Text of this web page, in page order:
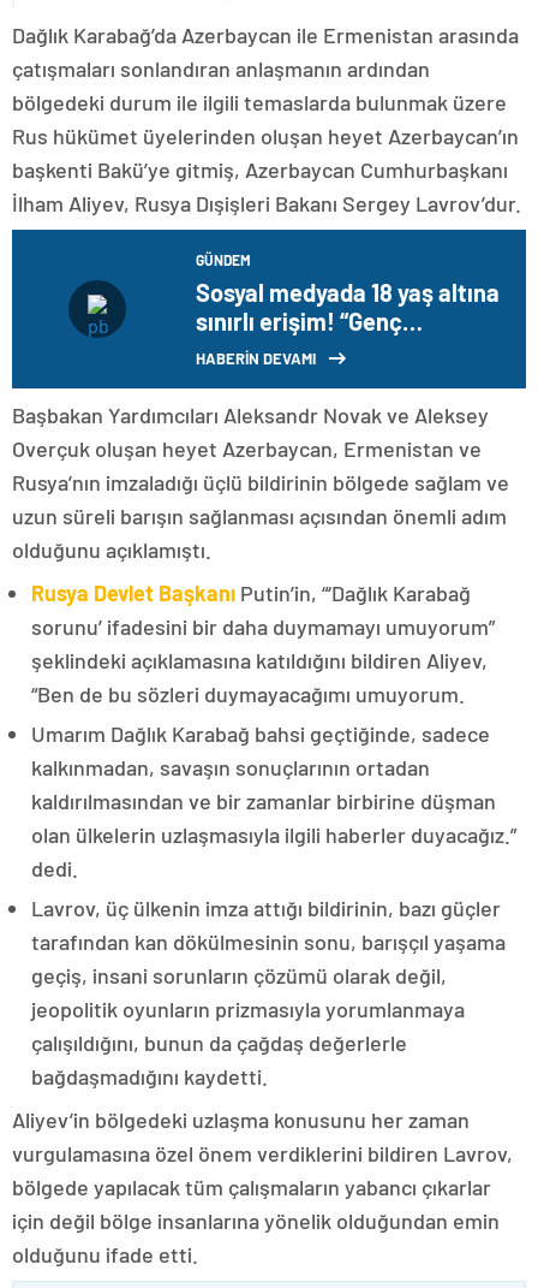
Dağlık Karabağ’da Azerbaycan ile Ermenistan arasında
çatışmaları sonlandıran anlaşmanın ardından
bölgedeki durum ile ilgili temaslarda bulunmak üzere
Rus hükümet üyelerinden oluşan heyet Azerbaycan’ın
başkenti Bakü’ye gitmiş, Azerbaycan Cumhurbaşkanı
İlham Aliyev, Rusya Dışişleri Bakanı Sergey Lavrov’dur.
GÜNDEM
Sosyal medyada 18 yaş altına
sınırlı erişim! “Genç
hesaplar” uygulaması
HABERİN DEVAMI
Başbakan Yardımcıları Aleksandr Novak ve Aleksey
Overçuk oluşan heyet Azerbaycan, Ermenistan ve
Rusya’nın imzaladığı üçlü bildirinin bölgede sağlam ve
uzun süreli barışın sağlanması açısından önemli adım
olduğunu açıklamıştı.
Rusya Devlet Başkanı Putin’in, “‘Dağlık Karabağ
sorunu’ ifadesini bir daha duymamayı umuyorum”
şeklindeki açıklamasına katıldığını bildiren Aliyev,
“Ben de bu sözleri duymayacağımı umuyorum.
Umarım Dağlık Karabağ bahsi geçtiğinde, sadece
kalkınmadan, savaşın sonuçlarının ortadan
kaldırılmasından ve bir zamanlar birbirine düşman
olan ülkelerin uzlaşmasıyla ilgili haberler duyacağız.”
dedi.
Lavrov, üç ülkenin imza attığı bildirinin, bazı güçler
tarafından kan dökülmesinin sonu, barışçıl yaşama
geçiş, insani sorunların çözümü olarak değil,
jeopolitik oyunların prizmasıyla yorumlanmaya
çalışıldığını, bunun da çağdaş değerlerle
bağdaşmadığını kaydetti.
Aliyev’in bölgedeki uzlaşma konusunu her zaman
vurgulamasına özel önem verdiklerini bildiren Lavrov,
bölgede yapılacak tüm çalışmaların yabancı çıkarlar
için değil bölge insanlarına yönelik olduğundan emin
olduğunu ifade etti.